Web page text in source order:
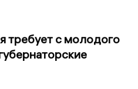
требует с молодого